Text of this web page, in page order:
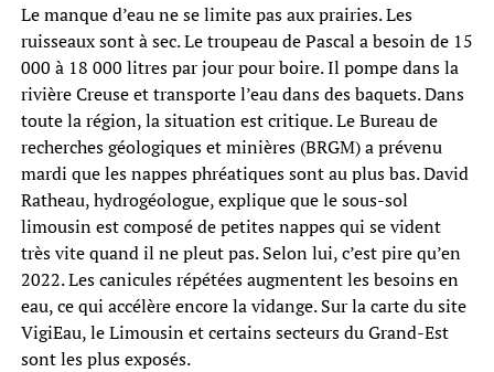
Le manque d’eau ne se limite pas aux prairies. Les
ruisseaux sont à sec. Le troupeau de Pascal a besoin de 15
000 à 18 000 litres par jour pour boire. Il pompe dans la
rivière Creuse et transporte l’eau dans des baquets. Dans
toute la région, la situation est critique. Le Bureau de
recherches géologiques et minières (BRGM) a prévenu
mardi que les nappes phréatiques sont au plus bas. David
Ratheau, hydrogéologue, explique que le sous-sol
limousin est composé de petites nappes qui se vident
très vite quand il ne pleut pas. Selon lui, c’est pire qu’en
2022. Les canicules répétées augmentent les besoins en
eau, ce qui accélère encore la vidange. Sur la carte du site
VigiEau, le Limousin et certains secteurs du Grand-Est
sont les plus exposés.